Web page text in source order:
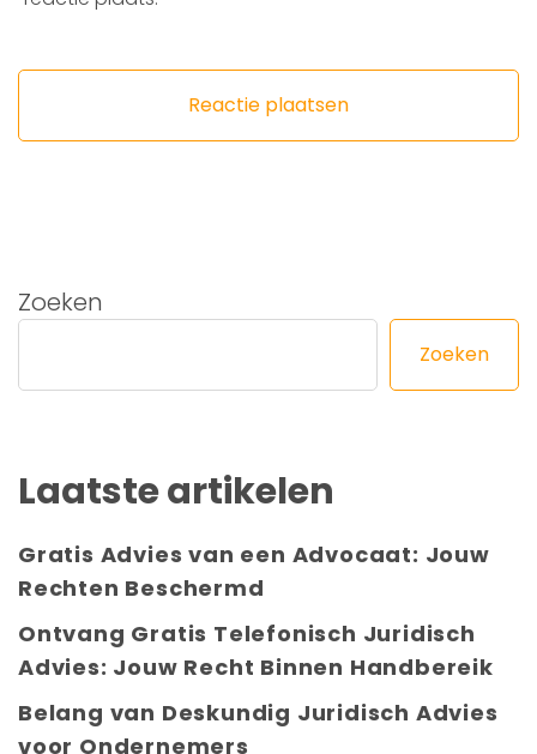
Zoeken
Zoeken
Laatste artikelen
Gratis Advies van een Advocaat: Jouw
Rechten Beschermd
Ontvang Gratis Telefonisch Juridisch
Advies: Jouw Recht Binnen Handbereik
Belang van Deskundig Juridisch Advies
voor Ondernemers